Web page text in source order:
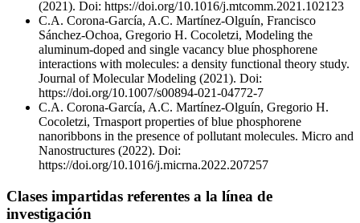
(2021). Doi: https://doi.org/10.1016/j.mtcomm.2021.102123
C.A. Corona-García, A.C. Martínez-Olguín, Francisco
Sánchez-Ochoa, Gregorio H. Cocoletzi, Modeling the
aluminum-doped and single vacancy blue phosphorene
interactions with molecules: a density functional theory study.
Journal of Molecular Modeling (2021). Doi:
https://doi.org/10.1007/s00894-021-04772-7
C.A. Corona-García, A.C. Martínez-Olguín, Gregorio H.
Cocoletzi, Trnasport properties of blue phosphorene
nanoribbons in the presence of pollutant molecules. Micro and
Nanostructures (2022). Doi:
https://doi.org/10.1016/j.micrna.2022.207257
Clases impartidas referentes a la línea de
investigación